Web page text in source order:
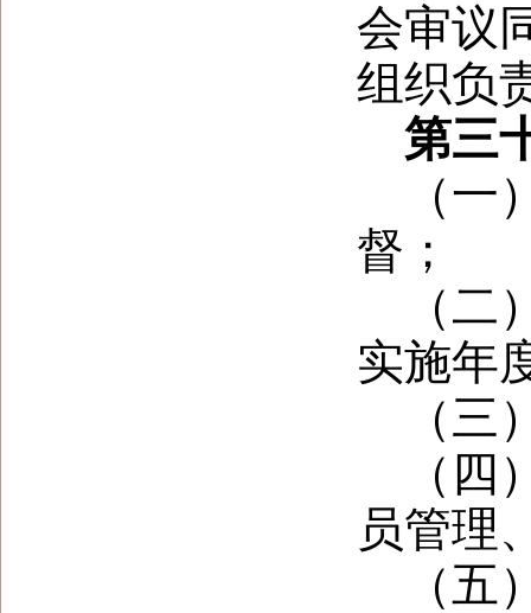
会审议
组织负
第三
（
督；
（
实施年
（
（
员管理
（